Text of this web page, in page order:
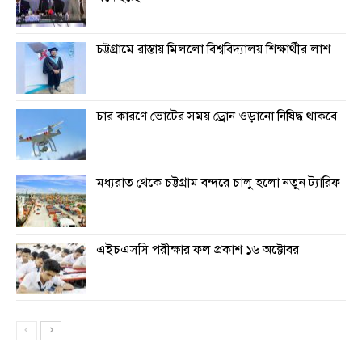
চট্টগ্রামে রাস্তায় মিললো বিশ্ববিদ্যালয় শিক্ষার্থীর লাশ
চার কারণে ভোটের সময় ড্রোন ওড়ানো নিষিদ্ধ থাকবে
মধ্যরাত থেকে চট্টগ্রাম বন্দরে চালু হলো নতুন ট্যারিফ
এইচএসসি পরীক্ষার ফল প্রকাশ ১৬ অক্টোবর